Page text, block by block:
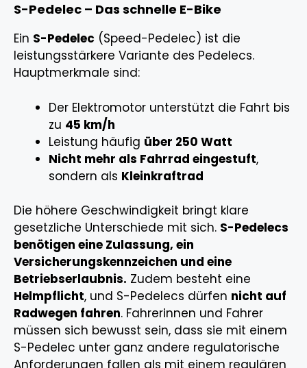
S-Pedelec – Das schnelle E-Bike
Ein S-Pedelec (Speed-Pedelec) ist die
leistungsstärkere Variante des Pedelecs.
Hauptmerkmale sind:
Der Elektromotor unterstützt die Fahrt bis
zu 45 km/h
Leistung häufig über 250 Watt
Nicht mehr als Fahrrad eingestuft,
sondern als Kleinkraftrad
Die höhere Geschwindigkeit bringt klare
gesetzliche Unterschiede mit sich. S-Pedelecs
benötigen eine Zulassung, ein
Versicherungskennzeichen und eine
Betriebserlaubnis. Zudem besteht eine
Helmpflicht, und S-Pedelecs dürfen nicht auf
Radwegen fahren. Fahrerinnen und Fahrer
müssen sich bewusst sein, dass sie mit einem
S-Pedelec unter ganz andere regulatorische